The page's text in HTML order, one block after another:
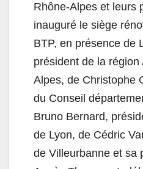
Rhône-Alpes et leurs
inauguré le siège
BTP, en présence de
président de la
Alpes, de Christophe
du Conseil
Bruno Bernard,
de Lyon, de Cédric
de Villeurbanne et sa